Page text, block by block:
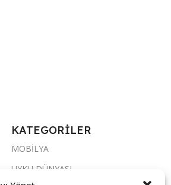
KATEGORİLER
MOBİLYA
UYKU DÜNYASI